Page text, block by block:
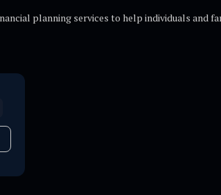
planning services to help individuals and